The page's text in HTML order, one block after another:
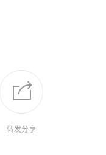
转发分享